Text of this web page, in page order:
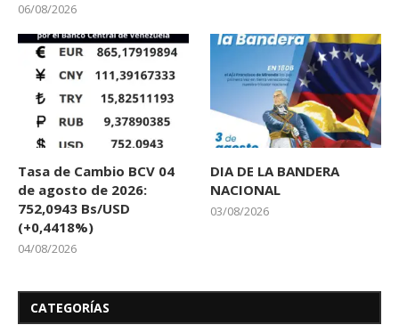
06/08/2026
Tasa de Cambio BCV 04
de agosto de 2026:
752,0943 Bs/USD
(+0,4418%)
04/08/2026
DIA DE LA BANDERA
NACIONAL
03/08/2026
CATEGORÍAS